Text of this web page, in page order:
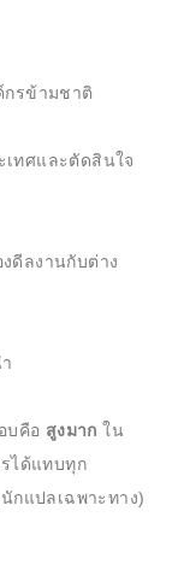
กรข้ามชาติ
เทศและตัดสินใจ
ดีลงานกับต่าง
บคือ สูงมาก ใน
ได้แทบทุก
กแปลเฉพาะทาง)